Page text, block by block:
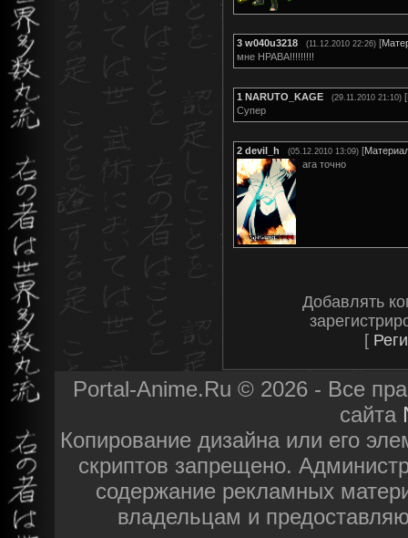
3 w040u3218 (11.12.2010 22:26) [
мне НРАВА!!!!!!!!!
1 NARUTO_KAGE (29.11.2010 21:10) [
Супер
2 devil_h (05.12.2010 13:09) [
ага точно
Добавлять
[
Portal-Anime.Ru © 2026 - Все
сайта
Копирование дизайна или его
скриптов запрещено.
содержание рекламных
владельцам и